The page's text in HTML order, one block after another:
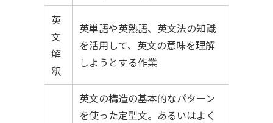
英
文
解
釈
英単語や英熟語、英文法の知識
を活用して、英文の意味を理解
しようとする作業
英文の構造の基本的なパターン
を使った定型文。あるいはよく